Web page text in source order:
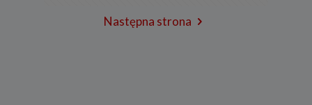
Następna strona
Podanie danych w celu realizacji usług jest niezbędne do